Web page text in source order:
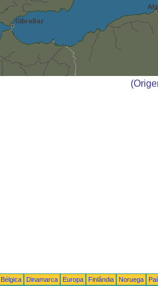
Bélgica Dinamarca Europa Finlândia Noruega